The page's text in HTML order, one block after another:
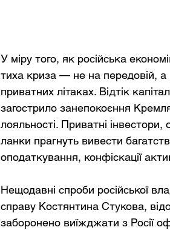
У міру того, як російська
тиха криза — не на передовій, а
приватних літаках. Відтік
загострило занепокоєння
лояльності. Приватні інвестори,
ланки прагнуть вивести
оподаткування, конфіскації
Нещодавні спроби російської
справу Костянтина Стукова,
заборонено виїжджати з Росії